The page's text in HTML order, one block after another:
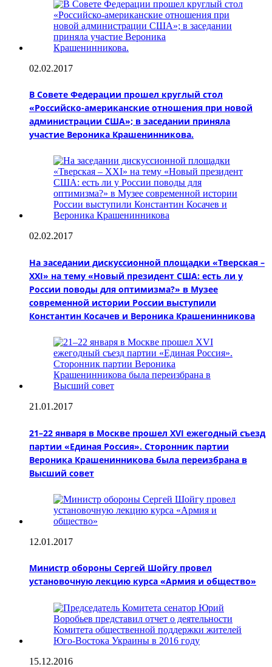
02.02.2017
В Совете Федерации прошел круглый стол
«Российско-американские отношения при новой
администрации США»; в заседании приняла
участие Вероника Крашенинникова.
02.02.2017
На заседании дискуссионной площадки «Тверская –
XXI» на тему «Новый президент США: есть ли у
России поводы для оптимизма?» в Музее
современной истории России выступили
Константин Косачев и Вероника Крашенинникова
21.01.2017
21–22 января в Москве прошел XVI ежегодный съезд
партии «Единая Россия». Сторонник партии
Вероника Крашенинникова была переизбрана в
Высший совет
12.01.2017
Министр обороны Сергей Шойгу провел
установочную лекцию курса «Армия и общество»
15.12.2016